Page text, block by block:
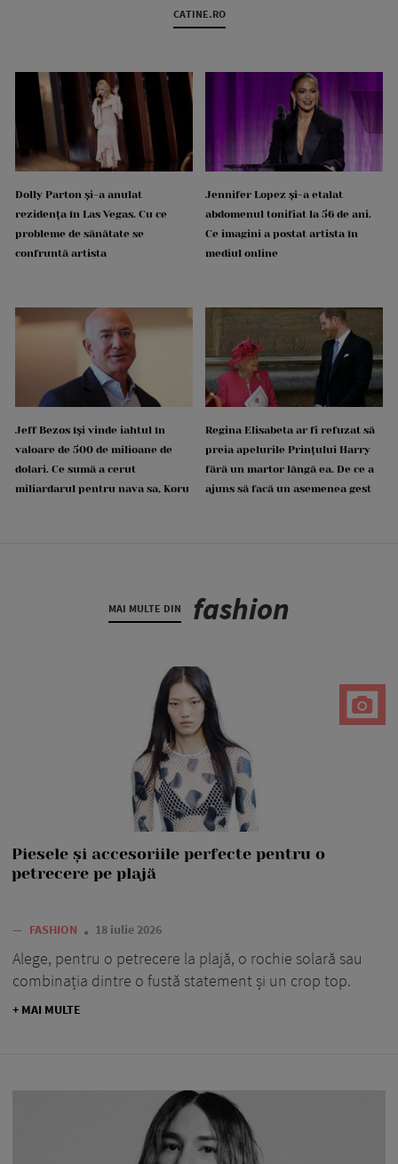
CATINE.RO
Dolly Parton și-a anulat
rezidența în Las Vegas. Cu ce
probleme de sănătate se
confruntă artista
Jennifer Lopez și-a etalat
abdomenul tonifiat la 56 de ani.
Ce imagini a postat artista în
mediul online
Jeff Bezos își vinde iahtul în
valoare de 500 de milioane de
dolari. Ce sumă a cerut
miliardarul pentru nava sa, Koru
Regina Elisabeta ar fi refuzat să
preia apelurile Prințului Harry
fără un martor lângă ea. De ce a
ajuns să facă un asemenea gest
MAI MULTE DIN fashion
Piesele și accesoriile perfecte pentru o
petrecere pe plajă
— FASHION 18 iulie 2026
Alege, pentru o petrecere la plajă, o rochie solară sau
combinația dintre o fustă statement și un crop top.
+ MAI MULTE